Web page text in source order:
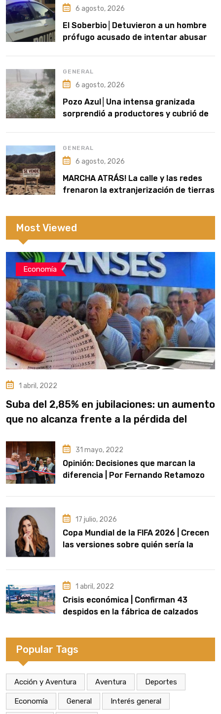
6 agosto, 2026
El Soberbio│Detuvieron a un hombre
prófugo acusado de intentar abusar
GENERAL
6 agosto, 2026
Pozo Azul│Una intensa granizada
sorprendió a productores y cubrió de
GENERAL
6 agosto, 2026
MARCHA ATRÁS! La calle y las redes
frenaron la extranjerización de tierras
Most Viewed
Economía
1 abril, 2022
Suba del 2,85% en jubilaciones: un aumento
que no alcanza frente a la pérdida del
31 mayo, 2022
Opinión: Decisiones que marcan la
diferencia | Por Fernando Retamozo
17 julio, 2026
Copa Mundial de la FIFA 2026 | Crecen
las versiones sobre quién sería la
la final
1 abril, 2022
Crisis económica | Confirman 43
despidos en la fábrica de calzados
Popular Tags
Acción y Aventura Aventura Deportes
Economía General Interés general